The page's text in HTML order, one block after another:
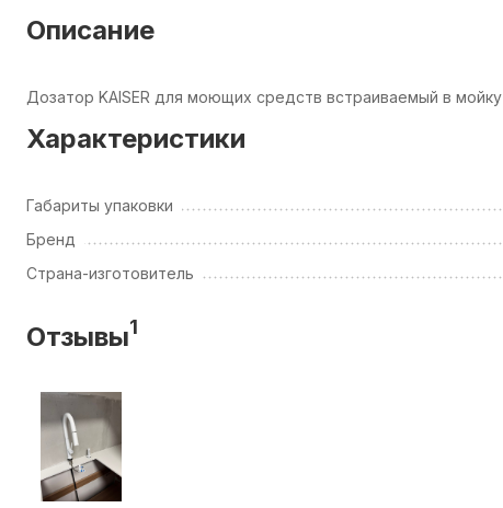
Описание
Дозатор KAISER для моющих средств встраиваемый в мойку
Характеристики
Габариты упаковки
Бренд
Страна-изготовитель
Отзывы1